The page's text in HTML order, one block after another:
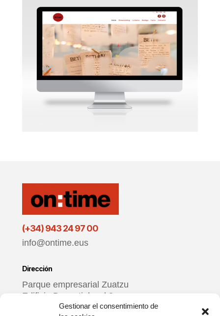
Gestionar el consentimiento de
(+34) 943 24 97 00
info@ontime.eus
Dirección
Parque empresarial Zuatzu
Edificio Donosti, local 3
20018 Donostia – Gipuzkoa